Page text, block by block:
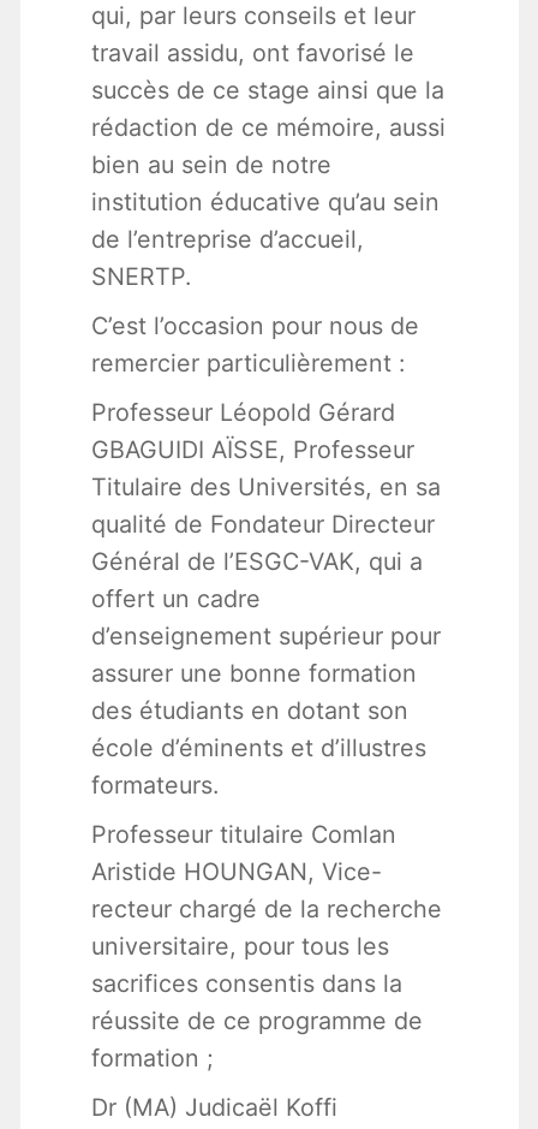
qui, par leurs conseils et leur
travail assidu, ont favorisé le
succès de ce stage ainsi que la
rédaction de ce mémoire, aussi
bien au sein de notre
institution éducative qu’au sein
de l’entreprise d’accueil,
SNERTP.
C’est l’occasion pour nous de
remercier particulièrement :
Professeur Léopold Gérard
GBAGUIDI AÏSSE, Professeur
Titulaire des Universités, en sa
qualité de Fondateur Directeur
Général de l’ESGC-VAK, qui a
offert un cadre
d’enseignement supérieur pour
assurer une bonne formation
des étudiants en dotant son
école d’éminents et d’illustres
formateurs.
Professeur titulaire Comlan
Aristide HOUNGAN, Vice-
recteur chargé de la recherche
universitaire, pour tous les
sacrifices consentis dans la
réussite de ce programme de
formation ;
Dr (MA) Judicaël Koffi